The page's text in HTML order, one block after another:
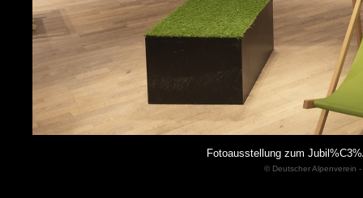
Fotoausstellung zum
© Deutscher Alpenverein